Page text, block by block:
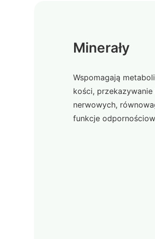
Minerały
Wspomagają
kości,
nerwowych,
funkcje